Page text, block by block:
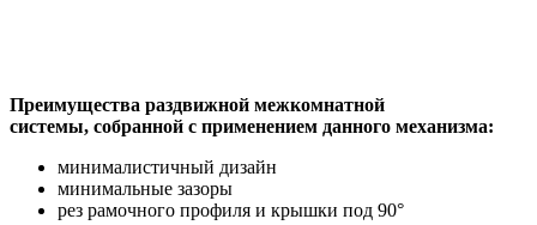
Преимущества раздвижной межкомнатной
системы, собранной с применением данного механизма:
минималистичный дизайн
минимальные зазоры
рез рамочного профиля и крышки под 90°